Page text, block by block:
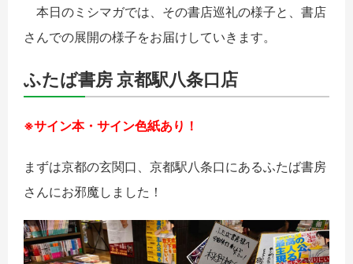
本日のミシマガでは、その書店巡礼の様子と、書店
さんでの展開の様子をお届けしていきます。
ふたば書房 京都駅八条口店
※サイン本・サイン色紙あり！
まずは京都の玄関口、京都駅八条口にあるふたば書房
さんにお邪魔しました！